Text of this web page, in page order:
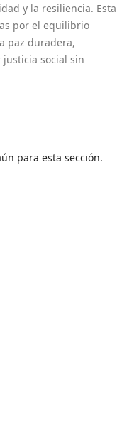
y la resiliencia. Esta
por el equilibrio
paz duradera,
social sin
para esta sección.